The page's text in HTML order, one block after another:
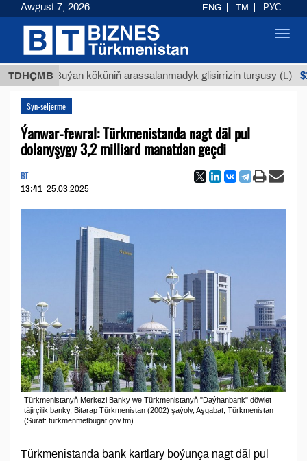
TDHÇMB
Buýan köküniň arassalanmadyk glisirrizin turşusy (t.)
Syn-seljerme
Ýanwar-fewral: Türkmenistanda nagt däl pul
dolanyşygy 3,2 milliard manatdan geçdi
BT
13:41 25.03.2025
Türkmenistanyň Merkezi Banky we Türkmenistanyň "Daýhanbank" döwlet
täjirçilik banky, Bitarap Türkmenistan (2002) şaýoly, Aşgabat, Türkmenistan
(Surat: turkmenmetbugat.gov.tm)
Türkmenistanda bank kartlary boýunça nagt däl pul
Awgust 7, 2026 ENG TM РУС